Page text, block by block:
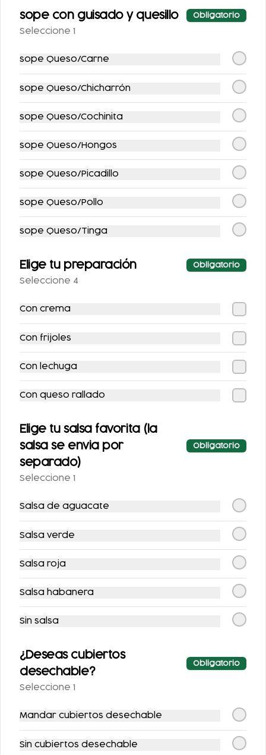
AGUA DE
HORCHATA 500ML
AGUA DE
TAMARINDO 500ML
JUGO VERDE
$53.00
JUGO DE NARANJA
COCA-COLA
CLÁSICA 400 ML.
COCA COLA ZERO
355ML.
SPRITE SIN AZÚCAR
355 ML.
FRESCA SIN
AZUCAR 355ML
sope con guisado y quesillo Obligatorio
Seleccione 1
sope Queso/Carne
sope Queso/Chicharrón
sope Queso/Cochinita
sope Queso/Hongos
sope Queso/Picadillo
sope Queso/Pollo
sope Queso/Tinga
Elige tu preparación Obligatorio
Seleccione 4
Con crema
Con frijoles
Con lechuga
Con queso rallado
Elige tu salsa favorita (la
salsa se envia por
separado)
Obligatorio
Seleccione 1
Salsa de aguacate
Salsa verde
Salsa roja
Salsa habanera
Sin salsa
¿Deseas cubiertos
desechable?
Obligatorio
Seleccione 1
Mandar cubiertos desechable
Sin cubiertos desechable